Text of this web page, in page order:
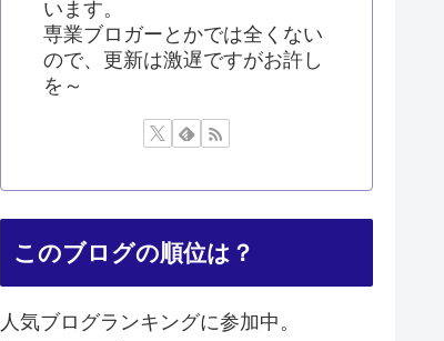
います。
専業ブロガーとかでは全くない
ので、更新は激遅ですがお許し
を～
このブログの順位は？
人気ブログランキングに参加中。